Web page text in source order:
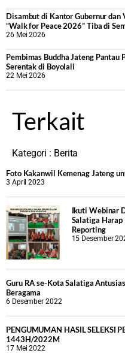
Disambut di Kantor Gubernur dan
“Walk for Peace 2026” Tiba di
26 Mei 2026
‎Pembimas Buddha Jateng Pantau
Serentak di Boyolali
22 Mei 2026
Terkait
Kategori : Berita
Foto Kakanwil Kemenag Jateng
3 April 2023
Ikuti Webinar
Salatiga
Reporting
15 Desember
Guru RA se-Kota Salatiga
Beragama
6 Desember 2022
PENGUMUMAN HASIL SELEKSI
1443H/2022M
17 Mei 2022